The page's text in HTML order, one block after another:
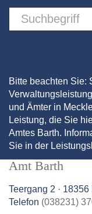
Sword
Bitte beachten Sie:
und Ämter in
Leistung, die Sie
Amtes Barth.
Sie in der
Amt Barth
Teergang 2 · 18356
Telefon (038231)